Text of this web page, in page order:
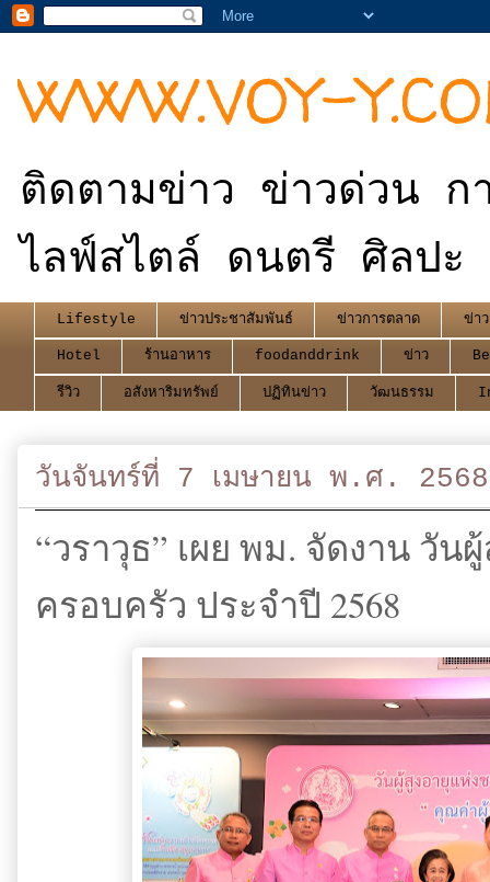
WWW.VOY-
ติดตามข่าว ข่าวด่วน ก
ไลฟ์สไตล์ ดนตรี ศิลปะ
Lifestyle ข่าวประชาสัมพันธ์ ข่าวการตลาด ข่า
Hotel ร้านอาหาร foodanddrink ข่าว
รีวิว อสังหาริมทรัพย์ ปฏิทินข่าว วัฒนธรรม
วันจันทร์ที่ 7 เมษายน พ.ศ. 2568
“วราวุธ” เผย พม. จัดงาน วั
ครอบครัว ประจำปี 2568